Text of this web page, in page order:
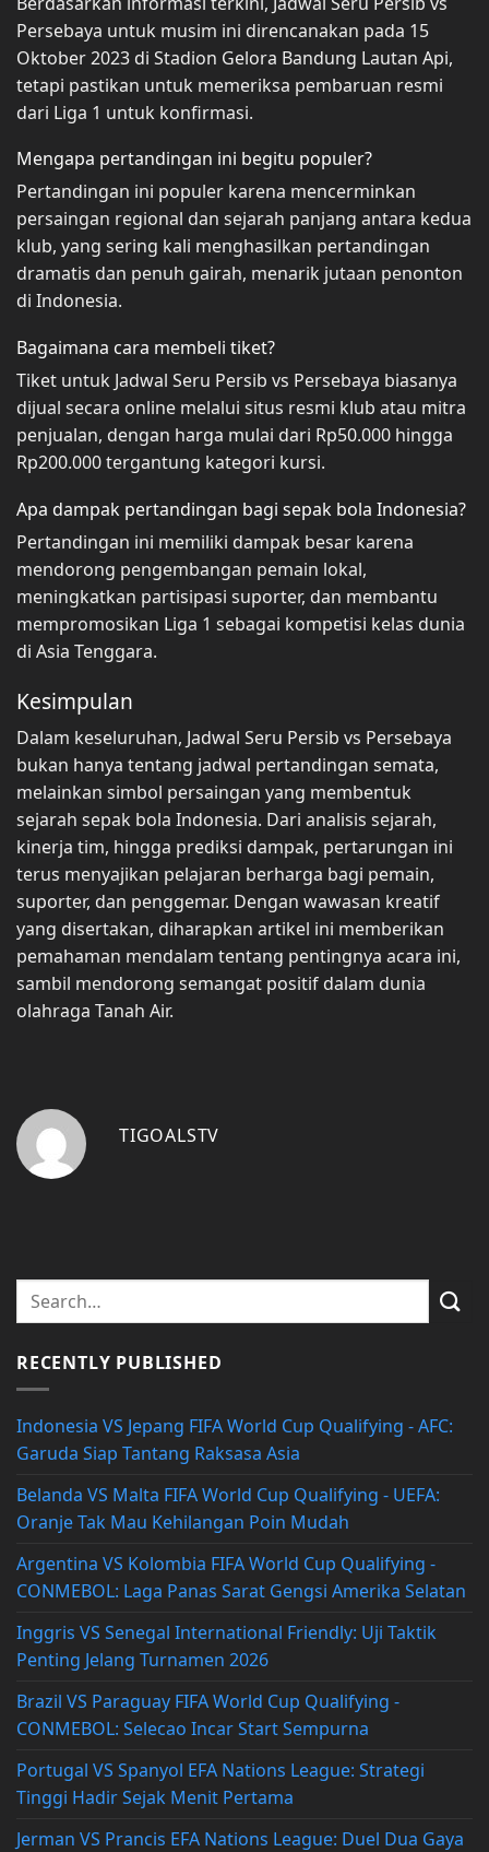
Persebaya untuk musim ini direncanakan pada 15
Oktober 2023 di Stadion Gelora Bandung Lautan Api,
tetapi pastikan untuk memeriksa pembaruan resmi
dari Liga 1 untuk konfirmasi.
Mengapa pertandingan ini begitu populer?
Pertandingan ini populer karena mencerminkan
persaingan regional dan sejarah panjang antara kedua
klub, yang sering kali menghasilkan pertandingan
dramatis dan penuh gairah, menarik jutaan penonton
di Indonesia.
Bagaimana cara membeli tiket?
Tiket untuk Jadwal Seru Persib vs Persebaya biasanya
dijual secara online melalui situs resmi klub atau mitra
penjualan, dengan harga mulai dari Rp50.000 hingga
Rp200.000 tergantung kategori kursi.
Apa dampak pertandingan bagi sepak bola Indonesia?
Pertandingan ini memiliki dampak besar karena
mendorong pengembangan pemain lokal,
meningkatkan partisipasi suporter, dan membantu
mempromosikan Liga 1 sebagai kompetisi kelas dunia
di Asia Tenggara.
Kesimpulan
Dalam keseluruhan, Jadwal Seru Persib vs Persebaya
bukan hanya tentang jadwal pertandingan semata,
melainkan simbol persaingan yang membentuk
sejarah sepak bola Indonesia. Dari analisis sejarah,
kinerja tim, hingga prediksi dampak, pertarungan ini
terus menyajikan pelajaran berharga bagi pemain,
suporter, dan penggemar. Dengan wawasan kreatif
yang disertakan, diharapkan artikel ini memberikan
pemahaman mendalam tentang pentingnya acara ini,
sambil mendorong semangat positif dalam dunia
olahraga Tanah Air.
TIGOALSTV
RECENTLY PUBLISHED
Indonesia VS Jepang FIFA World Cup Qualifying - AFC:
Garuda Siap Tantang Raksasa Asia
Belanda VS Malta FIFA World Cup Qualifying - UEFA:
Oranje Tak Mau Kehilangan Poin Mudah
Argentina VS Kolombia FIFA World Cup Qualifying -
CONMEBOL: Laga Panas Sarat Gengsi Amerika Selatan
Inggris VS Senegal International Friendly: Uji Taktik
Penting Jelang Turnamen 2026
Brazil VS Paraguay FIFA World Cup Qualifying -
CONMEBOL: Selecao Incar Start Sempurna
Portugal VS Spanyol EFA Nations League: Strategi
Tinggi Hadir Sejak Menit Pertama
Jerman VS Prancis EFA Nations League: Duel Dua Gaya